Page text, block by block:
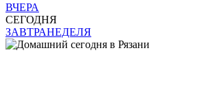
ВЧЕРА
СЕГОДНЯ
ЗАВТРАНЕДЕЛЯ